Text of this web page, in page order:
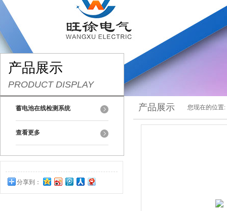
产品展示
PRODUCT DISPLAY
蓄电池在线检测系统
查看更多
分享到：
产品展示 您现在的位置: